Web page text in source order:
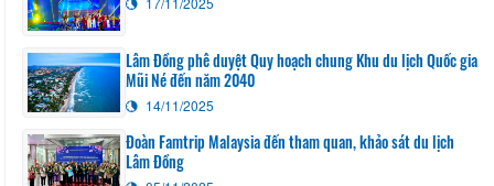
Lâm Đồng phê duyệt Quy hoạch chung Khu du lịch Quốc gia
Mũi Né đến năm 2040
14/11/2025
Đoàn Famtrip Malaysia đến tham quan, khảo sát du lịch
Lâm Đồng